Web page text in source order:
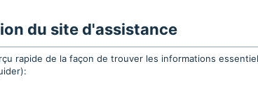
du site d'assistance
rapide de la façon de trouver les informations